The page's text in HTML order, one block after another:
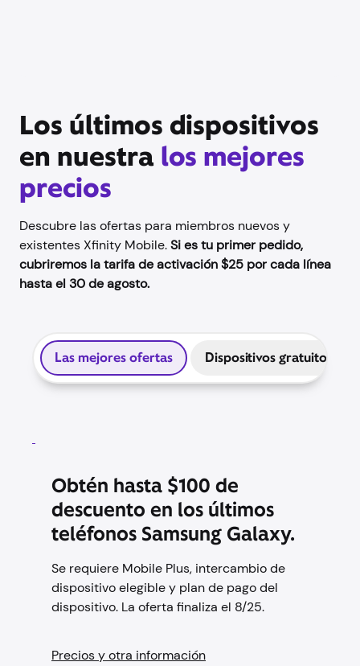
Los últimos dispositivos
en nuestra los mejores
precios
Descubre las ofertas para miembros nuevos y
existentes Xfinity Mobile.Si es tu primer pedido,
cubriremos la tarifa de activación $25 por cada línea
hasta el 30 de agosto.
Las mejores ofertas Dispositivos gratuitos
Obtén hasta $100 de
descuento en los últimos
teléfonos Samsung Galaxy.
Se requiere Mobile Plus, intercambio de
dispositivo elegible y plan de pago del
dispositivo. La oferta finaliza el 8/25.
Precios y otra información